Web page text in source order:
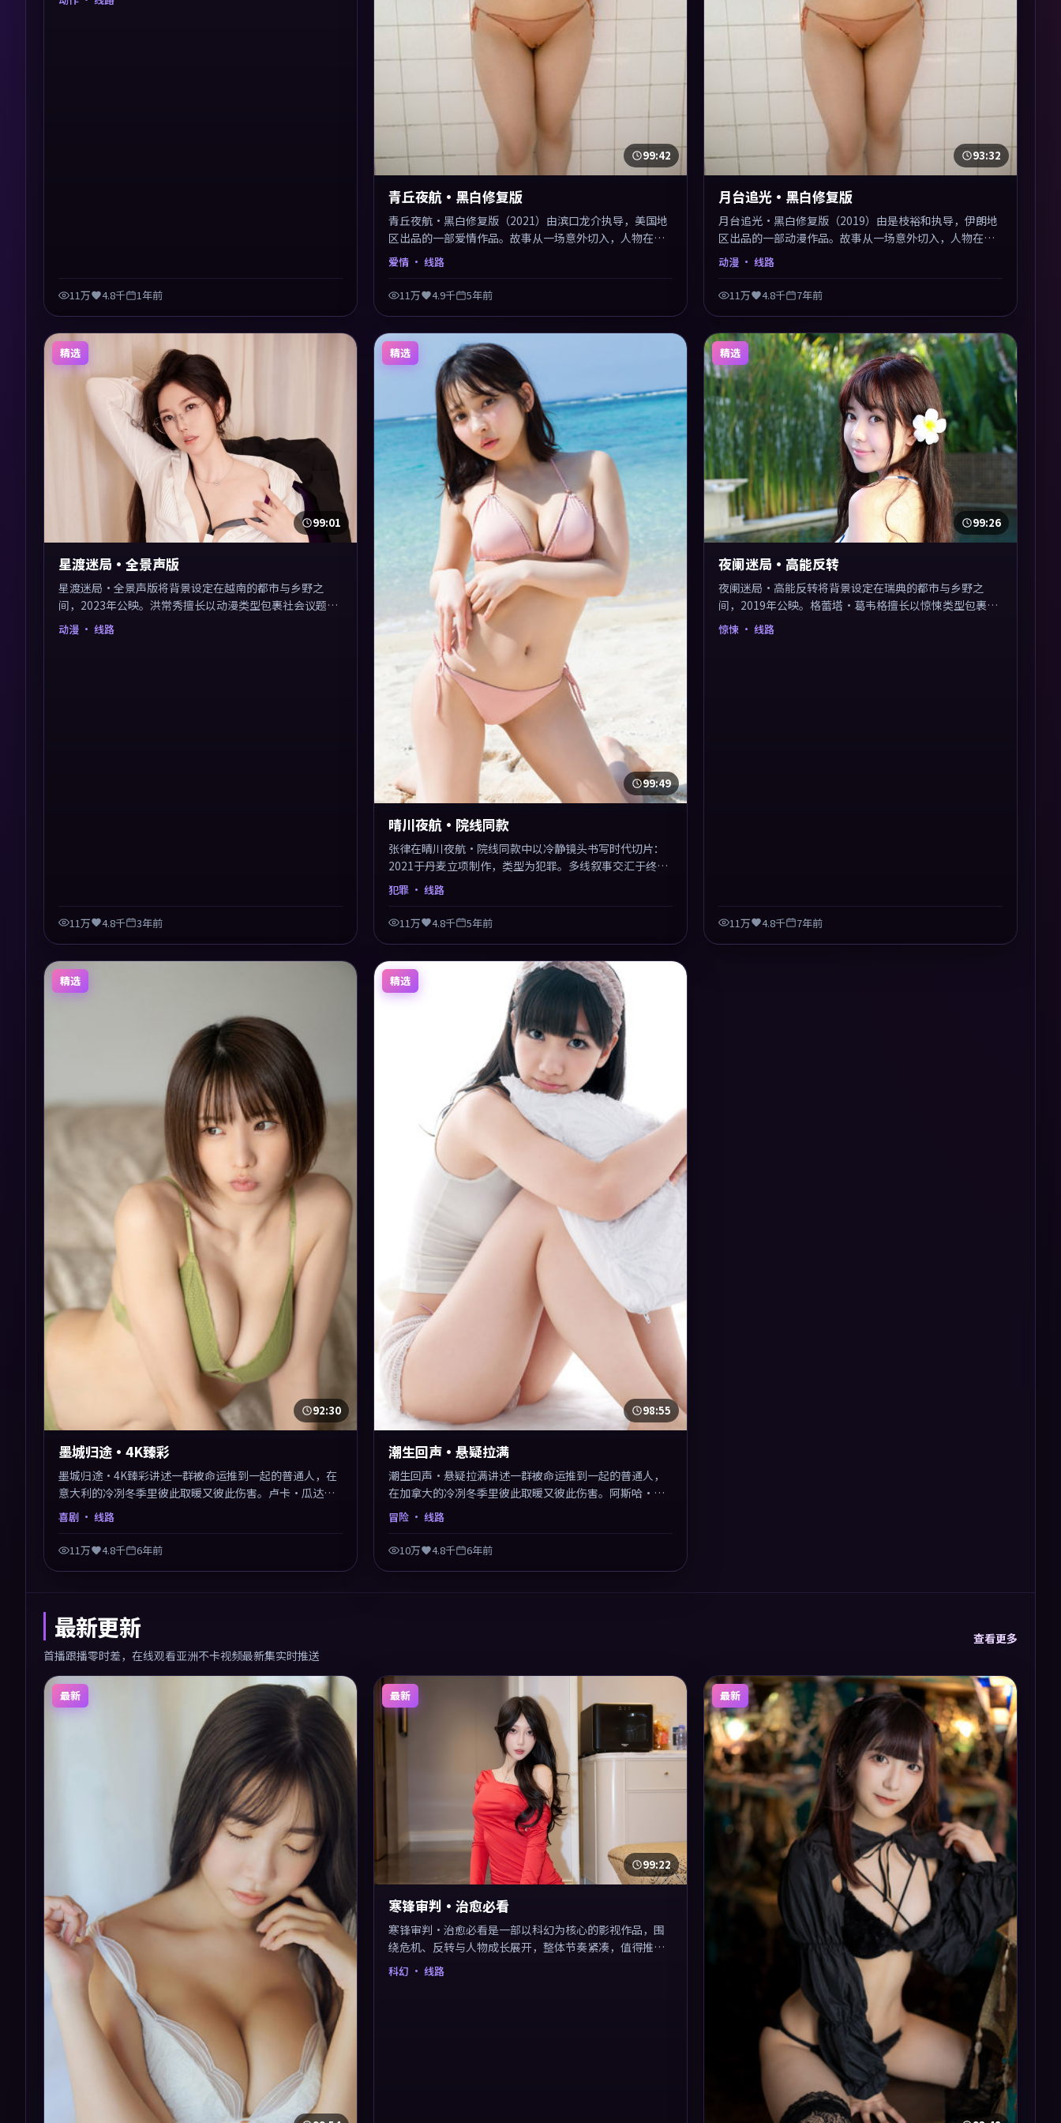
质感，细节经得起暂停回看。
11万 4.8千 1年前
99:42
青丘夜航·黑白修复版
青丘夜航·黑白修复版（2021）由滨口龙介执导，美国地
区出品的一部爱情作品。故事从一场意外切入，人物在道
德与生存之间反复摇摆，叙事层层推进，情绪克制而有
爱情· 线路
11万 4.9千 5年前
93:32
月台追光·黑白修复版
月台追光·黑白修复版（2019）由是枝裕和执导，伊朗地
区出品的一部动漫作品。故事从一场意外切入，人物在道
德与生存之间反复摇摆，叙事层层推进，情绪克制而有
力。主演阵容以生活化表演见长，对手戏火花四溅。
动漫 · 线路
11万 4.8千 7年前
精选
99:01
星渡迷局·全景声版
星渡迷局·全景声版将背景设定在越南的都市与乡野之
间，2023年公映。洪常秀擅长以动漫类型包裹社会议题，
节奏张弛有度，留白处耐人寻味。剪辑利落，悬念钩子分
布均匀，适合一口气看完。
动漫· 线路
11万 4.8千 3年前
精选
99:49
晴川夜航·院线同款
张律在晴川夜航·院线同款中以冷静镜头书写时代切片：
2021于丹麦立项制作，类型为犯罪。多线叙事交汇于终
局，真相与救赎并行，适合喜欢细读表演的影迷。摄影与
配乐高度统一，城市夜景与内心戏互为镜像。
犯罪· 线路
11万 4.8千 5年前
精选
99:26
夜阑迷局·高能反转
夜阑迷局·高能反转将背景设定在瑞典的都市与乡野之
间，2019年公映。格蕾塔·葛韦格擅长以惊悚类型包裹社
会议题，节奏张弛有度，留白处耐人寻味。剪辑利落，悬
念钩子分布均匀，适合一口气看完。
惊悚 · 线路
11万 4.8千 7年前
精选
92:30
墨城归途·4K臻彩
墨城归途·4K臻彩讲述一群被命运推到一起的普通人，在
意大利的冷冽冬季里彼此取暖又彼此伤害。卢卡·瓜达尼
诺以喜剧类型外壳探讨信任与背叛，映后讨论度颇高。片
喜剧· 线路
11万 4.8千 6年前
精选
98:55
潮生回声·悬疑拉满
潮生回声·悬疑拉满讲述一群被命运推到一起的普通人，
在加拿大的冷冽冬季里彼此取暖又彼此伤害。阿斯哈·法
哈蒂以冒险类型外壳探讨信任与背叛，映后讨论度颇高。
片尾留白开放解读，关于“选择”的主题余音绕梁。
冒险· 线路
10万 4.8千 6年前
最新更新
首播跟播零时差，在线观看亚洲不卡视频最新集实时推送
查看更多
最新 最新
99:22
寒锋审判·治愈必看
寒锋审判·治愈必看是一部以科幻为核心的影视作品，围
绕危机、反转与人物成长展开，整体节奏紧凑，值得推荐
观看。
科幻 · 线路
最新